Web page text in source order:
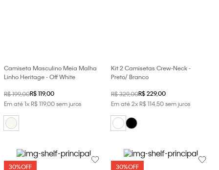
Camiseta Masculino Meia Malha
Linho Heritage - Off White
R$199,00R$119,00
Em até1xR$119,00sem juros
Kit 2 Camisetas Crew-Neck -
Preto/ Branco
R$329,00R$229,00
Em até2xR$11450sem juros
30%OFF 30%OFF